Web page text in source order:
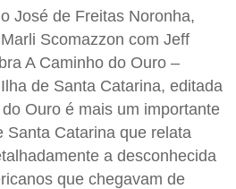
José de Freitas Noronha,
Scomazzon com Jeff
A Caminho do Ouro –
de Santa Catarina, editada
Ouro é mais um importante
Santa Catarina que relata
a desconhecida
que chegavam de